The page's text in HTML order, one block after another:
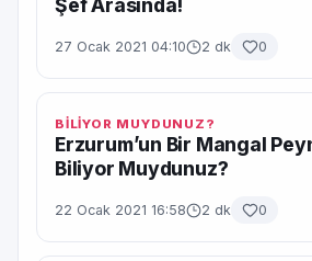
Şef Arasında!
27 Ocak 2021 04:10 2 dk 0
BİLİYOR MUYDUNUZ?
Erzurum’un Bir Mangal
Biliyor Muydunuz?
22 Ocak 2021 16:58 2 dk 0